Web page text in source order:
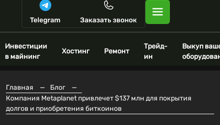
Инвестиции
в майнинг
Хостинг Ремонт
Трейд-
ин
Выкуп
Главная — Блог
—
Компания Metaplanet привлечет $137 млн для покрытия
долгов и приобретения биткоинов